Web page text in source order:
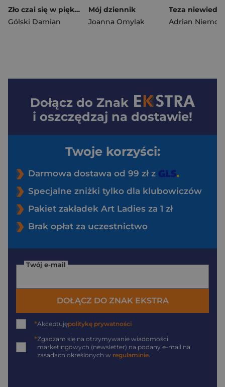
Zło czai się w pięknie
Gólski Damian
Mój dziennik
Joanna Omylak
Teza niewiedzy
Adrian
Dołącz do Znak
i oszczędzaj na dostawie!
Twoje korzyści:
Darmowa dostawa od 99 zł z
Specjalne zniżki tylko dla klubowiczów
Pakiet zakładek Art Ladies za 1 zł
Brak opłat za uczestnictwo
Twój e-mail
DOŁĄCZ DO ZNAK EKSTRA
*Akceptujępolitykę prywatności
*Zgadzam się na otrzymywanie wiadomości
marketingowych (newsletter) na podany e-mail na
zasadach określonych w regulaminie